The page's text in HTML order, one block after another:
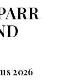
2026